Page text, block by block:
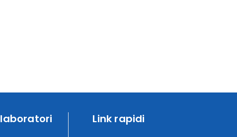
Link rapidi